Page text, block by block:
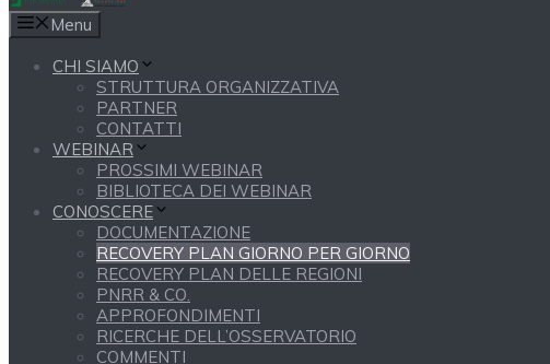
Menu
CHI SIAMO
STRUTTURA ORGANIZZATIVA
PARTNER
CONTATTI
WEBINAR
PROSSIMI WEBINAR
BIBLIOTECA DEI WEBINAR
CONOSCERE
DOCUMENTAZIONE
RECOVERY PLAN GIORNO PER GIORNO
RECOVERY PLAN DELLE REGIONI
PNRR & CO.
APPROFONDIMENTI
RICERCHE DELL’OSSERVATORIO
COMMENTI